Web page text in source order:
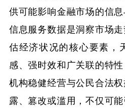
供可能影响金融市场的信
信息服务数据是洞察市场
估经济状况的核心要素，
感、强时效和广关联的特性
机构稳健经营与公民合法
露、篡改或滥用，不仅可